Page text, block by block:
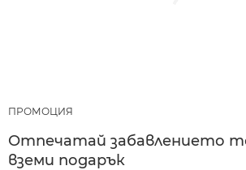
ПРОМОЦИЯ
Отпечатай забавлението
вземи подарък